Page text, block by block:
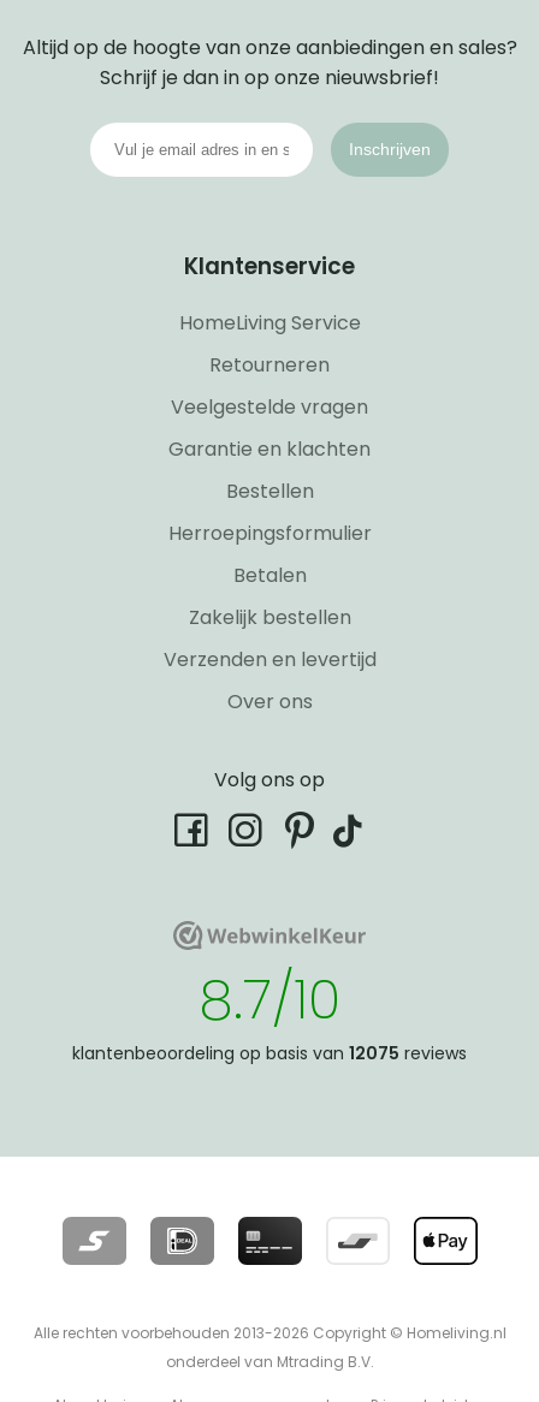
Altijd op de hoogte van onze aanbiedingen en sales?
Schrijf je dan in op onze nieuwsbrief!
Inschrijven
Klantenservice
HomeLiving Service
Retourneren
Veelgestelde vragen
Garantie en klachten
Bestellen
Herroepingsformulier
Betalen
Zakelijk bestellen
Verzenden en levertijd
Over ons
Volg ons op
facebookinstagram
pinterest
tiktok
WebwinkelKeurWebwinkelKeur
8.7/10
klantenbeoordeling op basis van 12075 reviews
Alle rechten voorbehouden 2013-2026 Copyright © Homeliving.nl
onderdeel van Mtrading B.V.